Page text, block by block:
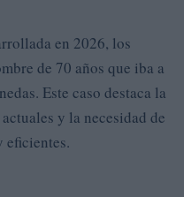
en 2026, los
de 70 años que iba a
Este caso destaca la
y la necesidad de